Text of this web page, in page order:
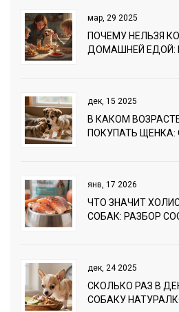
мар, 29 2025
ПОЧЕМУ НЕЛЬЗЯ
ДОМАШНЕЙ ЕДОЙ:
дек, 15 2025
В КАКОМ
ПОКУПАТЬ ЩЕНКА:
янв, 17 2026
ЧТО ЗНАЧИТ
СОБАК: РАЗБОР
дек, 24 2025
СКОЛЬКО РАЗ В
СОБАКУ